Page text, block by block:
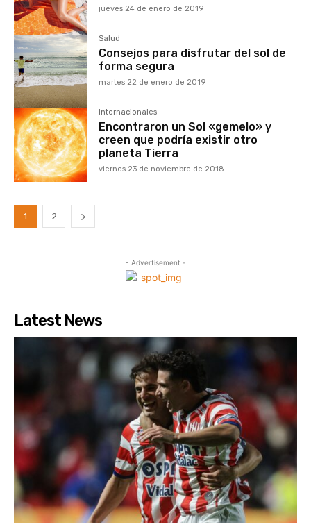
jueves 24 de enero de 2019
Salud
Consejos para disfrutar del sol de
forma segura
martes 22 de enero de 2019
Internacionales
Encontraron un Sol «gemelo» y
creen que podría existir otro
planeta Tierra
viernes 23 de noviembre de 2018
1 2
- Advertisement -
Latest News